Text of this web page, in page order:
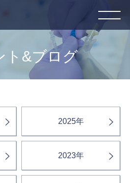
ト&ブログ
2025年
2023年